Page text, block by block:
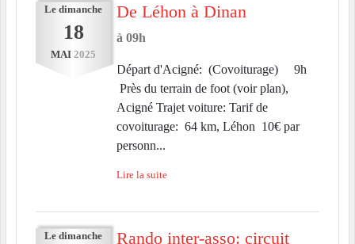
Le dimanche
18
MAI 2025
De Léhon à Dinan
à 09h
Départ d'Acigné: (Covoiturage) 9h
Près du terrain de foot (voir plan),
Acigné Trajet voiture: Tarif de
covoiturage: 64 km, Léhon 10€ par
personn...
Lire la suite
Le dimanche Rando inter-asso: circuit